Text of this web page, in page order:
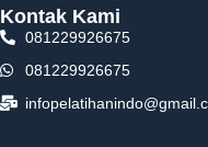
Kontak Kami
081229926675
081229926675